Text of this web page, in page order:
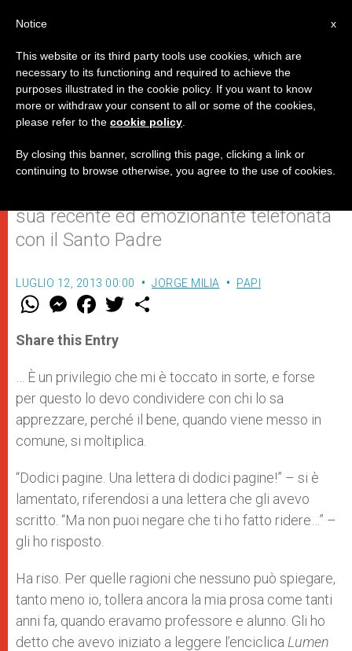
"Mi ha telefonato il Papa… anzi,
mi ha ritelefonato!"
sua recente ed emozionante telefonata
con il Santo Padre
LUGLIO 12, 2013 00:00 JORGE MILIA PAPI
W
t
s
p
p
M
e
s
e
g
e
r
F
a
e
b
o
k
w
r
Share this Entry
… È un privilegio che mi è toccato in sorte, e forse
per questo lo devo condividere con chi lo sa
apprezzare, perché il bene, quando viene messo in
comune, si moltiplica.
“Dodici pagine. Una lettera di dodici pagine!” – si è
lamentato, riferendosi a una lettera che gli avevo
scritto. “Ma non puoi negare che ti ho fatto ridere…” –
gli ho risposto.
Ha riso. Per quelle ragioni che nessuno può spiegare,
tanto meno io, tollera ancora la mia prosa come tanti
anni fa, quando eravamo professore e alunno. Gli ho
detto che avevo iniziato a leggere l’enciclica Lumen
x
Notice
This website or its third party tools use cookies, which are
necessary to its functioning and required to achieve the
purposes illustrated in the cookie policy. If you want to know
more or withdraw your consent to all or some of the cookies,
please refer to the cookie policy
By closing this banner, scrolling this page, clicking a link or
continuing to browse otherwise, you agree to the use of cookies.